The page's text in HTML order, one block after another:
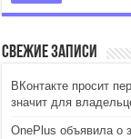
Свежие записи
ВКонтакте просит
значит для
OnePlus объявила о